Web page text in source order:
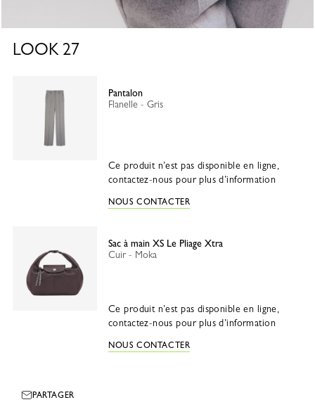
LOOK 27
Pantalon
Flanelle - Gris
Ce produit n’est pas disponible en ligne,
contactez-nous pour plus d’information
NOUS CONTACTER
Sac à main XS Le Pliage Xtra
Cuir - Moka
Ce produit n’est pas disponible en ligne,
contactez-nous pour plus d’information
NOUS CONTACTER
PARTAGER